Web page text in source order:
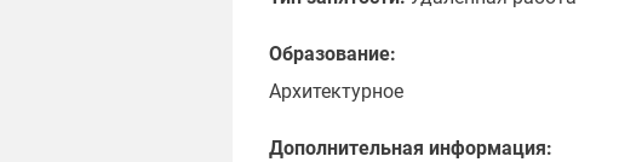
Образование:
Архитектурное
Дополнительная информация: